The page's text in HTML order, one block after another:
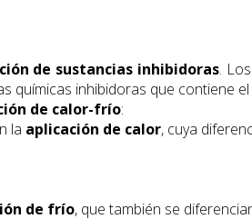
de sustancias inhibidoras.
químicas inhibidoras que contiene
de calor-frío:
la aplicación de calor, cuya
de frío, que también se